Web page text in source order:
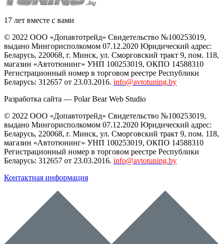
17 лет вместе с вами
© 2022 ООО «Допавтотрейд» Свидетельство №100253019,
выдано Мингорисполкомом 07.12.2020 Юридический адрес:
Беларусь, 220068, г. Минск, ул. Сморговский тракт 9, пом. 118,
магазин «Автотюнинг» УНП 100253019, ОКПО 14588310
Регистрационный номер в торговом реестре Республики
Беларусь: 312657 от 23.03.2016. info@avtotuning.by
Разработка сайта — Polar Bear Web Studio
© 2022 ООО «Допавтотрейд» Свидетельство №100253019,
выдано Мингорисполкомом 07.12.2020 Юридический адрес:
Беларусь, 220068, г. Минск, ул. Сморговский тракт 9, пом. 118,
магазин «Автотюнинг» УНП 100253019, ОКПО 14588310
Регистрационный номер в торговом реестре Республики
Беларусь: 312657 от 23.03.2016. info@avtotuning.by
Контактная информация